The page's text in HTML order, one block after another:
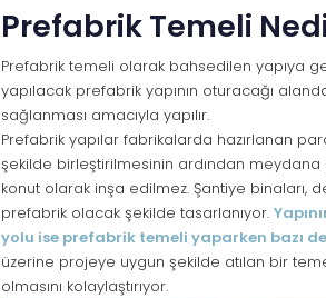
Prefabrik Temeli
Prefabrik temeli olarak bahsedilen yapıya
yapılacak prefabrik yapının oturacağı
sağlanması amacıyla yapılır.
Prefabrik yapılar fabrikalarda hazırlanan
şekilde birleştirilmesinin ardından meydana
konut olarak inşa edilmez. Şantiye binaları,
prefabrik olacak şekilde tasarlanıyor.
yolu ise prefabrik temeli yaparken bazı
üzerine projeye uygun şekilde atılan bir
olmasını kolaylaştırıyor.